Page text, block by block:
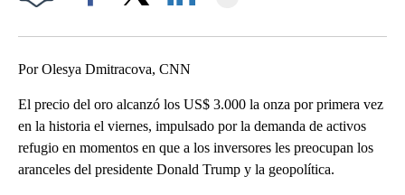
Por Olesya Dmitracova, CNN
El precio del oro alcanzó los US$ 3.000 la onza por primera vez
en la historia el viernes, impulsado por la demanda de activos
refugio en momentos en que a los inversores les preocupan los
aranceles del presidente Donald Trump y la geopolítica.